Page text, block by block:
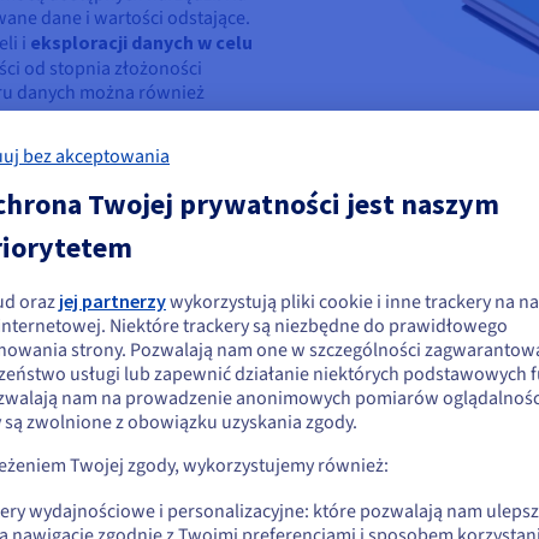
dane i wartości odstające.
i eksploracji danych w celu
od stopnia złożoności
danych można również
informacje
je do wspomagania procesu
danych
firmy eksplorujące dane, jest identyfikacja, a następnie
w aplikacjach, takich jak arkusze kalkulacyjne, bazy danych,
się, że znajdujesz się w Stany
chcesz złożyć zamówienie w Stany Zjednoczone, wyszukaj odpowiednią
i załóż konto.
Go to Stany Zjednoczone website
us.ovhcloud.com/ learn Angielski USD - $
bez akceptowania
Twojej prywatności jest naszym
oraz jej partnerzywykorzystują pliki cookie i inne trackery na
Niektóre trackery są niezbędne do prawidłowego
strony. Pozwalają nam one w szczególności
usługi lub zapewnić działanie niektórych podstawowych
nam na prowadzenie anonimowych pomiarów
zwolnione z obowiązku uzyskania zgody.
Twojej zgody, wykorzystujemy również:
wydajnościowe i personalizacyjne: które pozwalają nam